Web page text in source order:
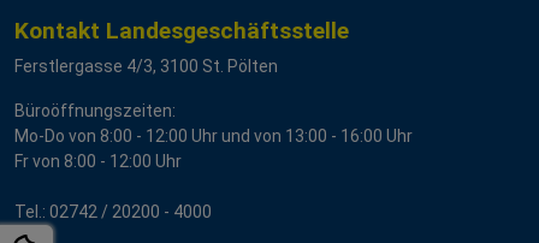
Kontakt Landesgeschäftsstelle
Ferstlergasse 4/3, 3100 St. Pölten
Büroöffnungszeiten:
Mo-Do von 8:00 - 12:00 Uhr und von 13:00 - 16:00 Uhr
Fr von 8:00 - 12:00 Uhr
Tel.: 02742 / 20200 - 4000